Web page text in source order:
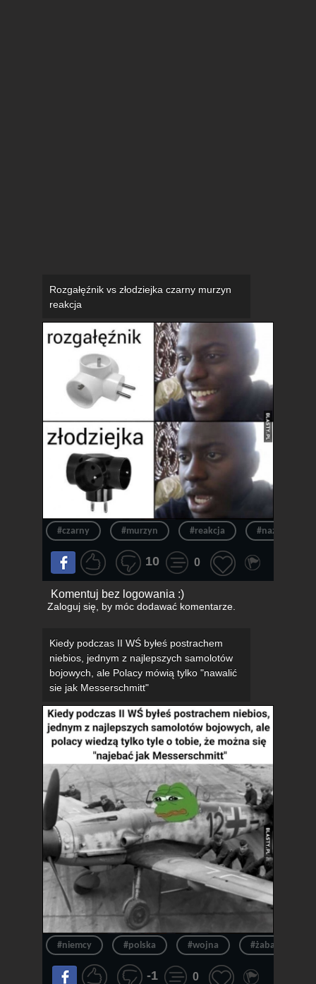
Rozgałęźnik vs złodziejka czarny murzyn
reakcja
#czarny #murzyn #reakcja #nazwa
10 0
Komentuj bez logowania :)
Zaloguj się, by móc dodawać komentarze.
Kiedy podczas II WŚ byłeś postrachem
niebios, jednym z najlepszych samolotów
bojowych, ale Polacy mówią tylko "nawalić
sie jak Messerschmitt"
#niemcy #polska #wojna #żaba
-1 0